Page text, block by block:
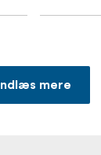
Indlæs mere